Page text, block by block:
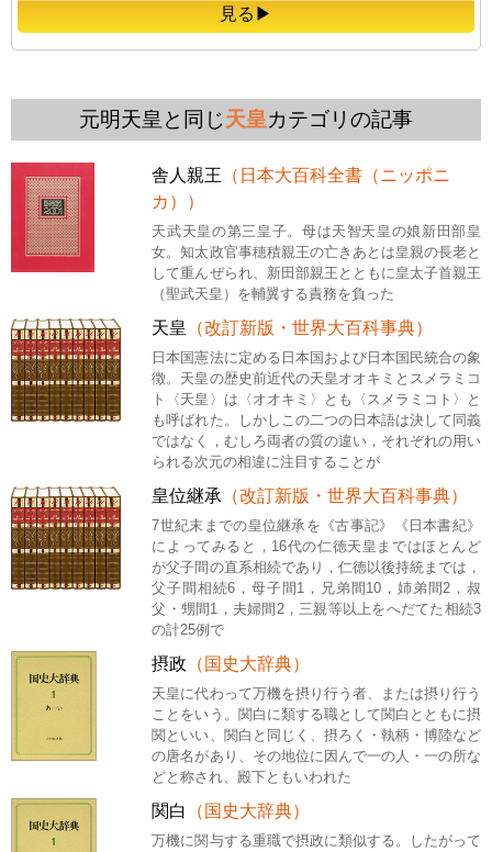
見る▶
元明天皇と同じ天皇カテゴリの記事
舎人親王 （日本大百科全書（ニッポニ
カ））
天武天皇の第三皇子。母は天智天皇の娘新田部皇
女。知太政官事穂積親王の亡きあとは皇親の長老と
して重んぜられ、新田部親王とともに皇太子首親王
（聖武天皇）を輔翼する責務を負った
天皇 （改訂新版・世界大百科事典）
日本国憲法に定める日本国および日本国民統合の象
徴。天皇の歴史前近代の天皇オオキミとスメラミコ
ト〈天皇〉は〈オオキミ〉とも〈スメラミコト〉と
も呼ばれた。しかしこの二つの日本語は決して同義
ではなく，むしろ両者の質の違い，それぞれの用い
られる次元の相違に注目することが
皇位継承 （改訂新版・世界大百科事典）
7世紀末までの皇位継承を《古事記》《日本書紀》
によってみると，16代の仁徳天皇まではほとんど
が父子間の直系相続であり，仁徳以後持統までは，
父子間相続6，母子間1，兄弟間10，姉弟間2，叔
父・甥間1，夫婦間2，三親等以上をへだてた相続3
の計25例で
摂政 （国史大辞典）
天皇に代わって万機を摂り行う者、または摂り行う
ことをいう。関白に類する職として関白とともに摂
関といい、関白と同じく、摂ろく・執柄・博陸など
の唐名があり、その地位に因んで一の人・一の所な
どと称され、殿下ともいわれた
関白 （国史大辞典）
万機に関与する重職で摂政に類似する。したがって